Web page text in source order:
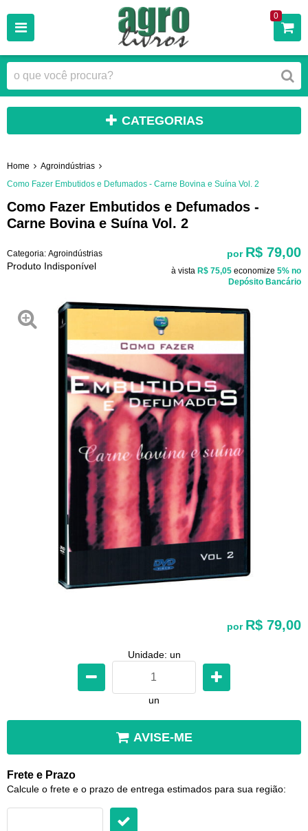
0
CATEGORIAS
Home
Agroindústrias
Como Fazer Embutidos e Defumados - Carne Bovina e Suína Vol. 2
Como Fazer Embutidos e Defumados -
Carne Bovina e Suína Vol. 2
Categoria: Agroindústrias
Produto Indisponível
por R$ 79,00
à vista R$ 75,05 economize 5% no
Depósito Bancário
por R$ 79,00
Unidade: un
un
AVISE-ME
Frete e Prazo
Calcule o frete e o prazo de entrega estimados para sua região: